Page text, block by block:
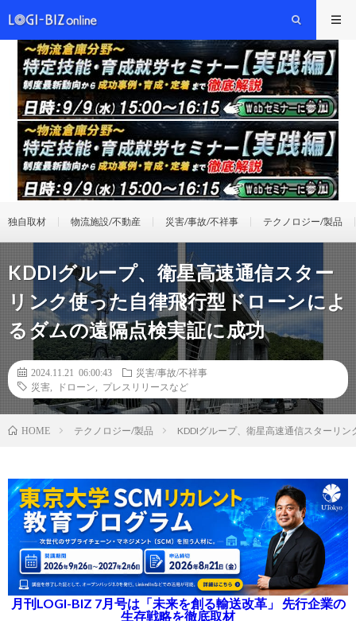
独自取材 物流施設/不動産 災害/事故/不祥事 テクノロジー/製品
KDDIグループ、衛星高速通信スター
リンク使った自律飛行型ドローンによ
るダムの遠隔点検実証に成功
2024.11.21 06:00:43
災害/事故/不祥事
災害
ドローン プレスリリースなど
HOME テクノロジー/製品 KDDIグループ、衛星高速通信スターリ
月刊LOGI-BIZ 7月号は「未来を創る輸送改革」 先行企業の
生存戦略を徹底取材